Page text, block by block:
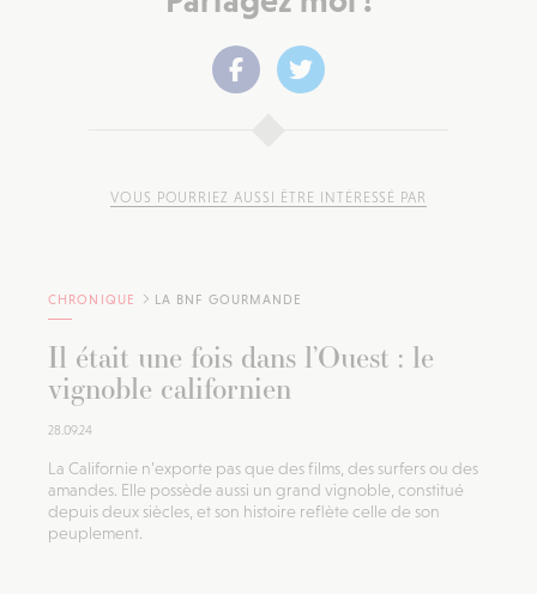
VOUS POURRIEZ AUSSI ÊTRE INTÉRESSÉ PAR
CHRONIQUE LA BNF GOURMANDE
Il était une fois dans l’Ouest : le
vignoble californien
28.09.24
La Californie n’exporte pas que des films, des surfers ou des
amandes. Elle possède aussi un grand vignoble, constitué
depuis deux siècles, et son histoire reflète celle de son
peuplement.